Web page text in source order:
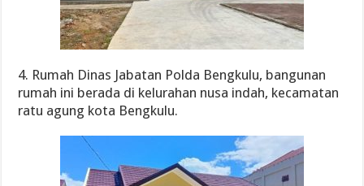
4. Rumah Dinas Jabatan Polda Bengkulu, bangunan
rumah ini berada di kelurahan nusa indah, kecamatan
ratu agung kota Bengkulu.